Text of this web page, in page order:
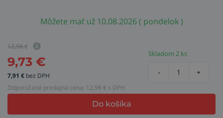
Môžete mať už 10.08.2026 ( pondelok )
12,98€
9,73 €
7,91 € bez DPH
Odporúčaná predajná cena: 12,98 € s DPH
Skladom 2 ks
- +
Do košíka